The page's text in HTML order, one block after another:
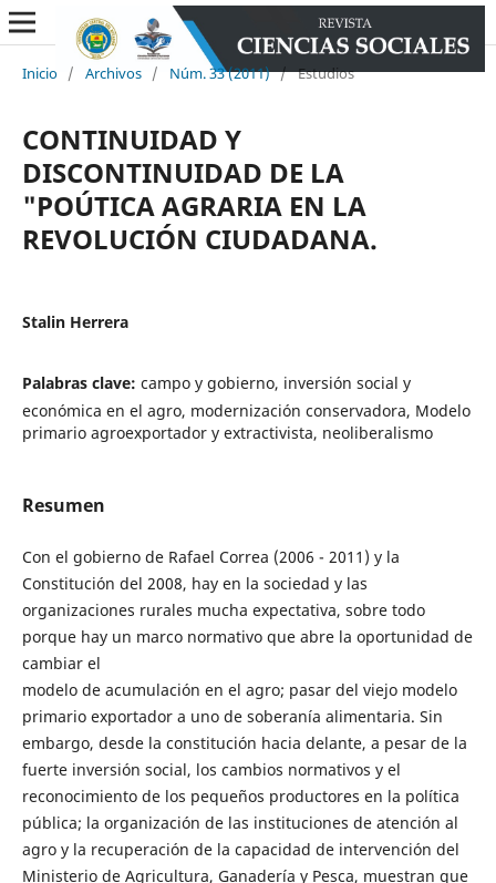
Inicio / Archivos / Núm. 33 (2011) / Estudios
CONTINUIDAD Y
DISCONTINUIDAD DE LA
"POÚTICA AGRARIA EN LA
REVOLUCIÓN CIUDADANA.
Stalin Herrera
Palabras clave: campo y gobierno, inversión social y
económica en el agro, modernización conservadora, Modelo
primario agroexportador y extractivista, neoliberalismo
Resumen
Con el gobierno de Rafael Correa (2006 - 2011) y la
Constitución del 2008, hay en la sociedad y las
organizaciones rurales mucha expectativa, sobre todo
porque hay un marco normativo que abre la oportunidad de
cambiar el
modelo de acumulación en el agro; pasar del viejo modelo
primario exportador a uno de soberanía alimentaria. Sin
embargo, desde la constitución hacia delante, a pesar de la
fuerte inversión social, los cambios normativos y el
reconocimiento de los pequeños productores en la política
pública; la organización de las instituciones de atención al
agro y la recuperación de la capacidad de intervención del
Ministerio de Agricultura, Ganadería y Pesca, muestran que